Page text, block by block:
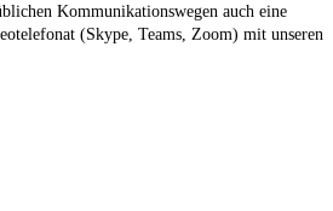
Kommunikationswegen auch eine
(Skype, Teams, Zoom) mit unseren